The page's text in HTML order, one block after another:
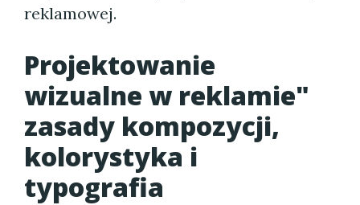
reklamowej.
Projektowanie
wizualne w reklamie"
zasady kompozycji,
kolorystyka i
typografia